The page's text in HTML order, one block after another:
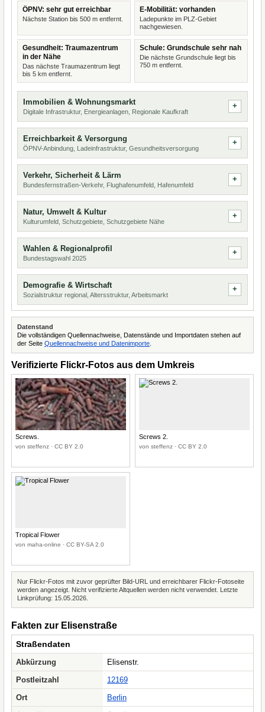
ÖPNV: sehr gut erreichbar
Nächste Station bis 500 m entfernt.
E-Mobilität: vorhanden
Ladepunkte im PLZ-Gebiet
nachgewiesen.
Gesundheit: Traumazentrum
in der Nähe
Das nächste Traumazentrum liegt
bis 5 km entfernt.
Schule: Grundschule sehr nah
Die nächste Grundschule liegt bis
750 m entfernt.
Immobilien & Wohnungsmarkt
Digitale Infrastruktur, Energieanlagen, Regionale Kaufkraft
Erreichbarkeit & Versorgung
ÖPNV-Anbindung, Ladeinfrastruktur, Gesundheitsversorgung
Verkehr, Sicherheit & Lärm
Bundesfernstraßen-Verkehr, Flughafenumfeld, Hafenumfeld
Natur, Umwelt & Kultur
Kulturumfeld, Schutzgebiete, Schutzgebiete Nähe
Wahlen & Regionalprofil
Bundestagswahl 2025
Demografie & Wirtschaft
Sozialstruktur regional, Altersstruktur, Arbeitsmarkt
Datenstand
Die vollständigen Quellennachweise, Datenstände und Importdaten stehen auf
der Seite Quellennachweise und Datenimporte
Verifizierte Flickr-Fotos aus dem Umkreis
Screws.
von steffenz · CC BY 2.0
Screws 2.
von steffenz · CC BY 2.0
Tropical Flower
von maha-online · CC BY-SA 2.0
Nur Flickr-Fotos mit zuvor geprüfter Bild-URL und erreichbarer Flickr-Fotoseite
werden angezeigt. Nicht verifizierte Altquellen werden nicht verwendet. Letzte
Linkprüfung: 15.05.2026.
Fakten zur Elisenstraße
Straßendaten
Abkürzung
Elisenstr.
Postleitzahl
12169
Ort
Berlin